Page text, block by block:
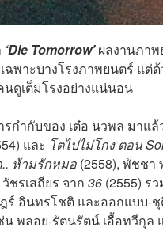
‘Die Tomorrow’ ผลงานภา
พาะบางโรงภาพยนตร์ แต่
นดูเต็มโรงอย่างแน่นอน
ำกับของ เต๋อ นวพล มาแล้
และ โตไปไม่โกง ตอน
ห้ามรักหมอ (2558), พัชช
ชรเสถียร จาก 36 (2555) ร
ฎร์ อินทรโชติ และออกแบบ
น พลอย-รัตนรัตน์ เอื้อทวีกุล